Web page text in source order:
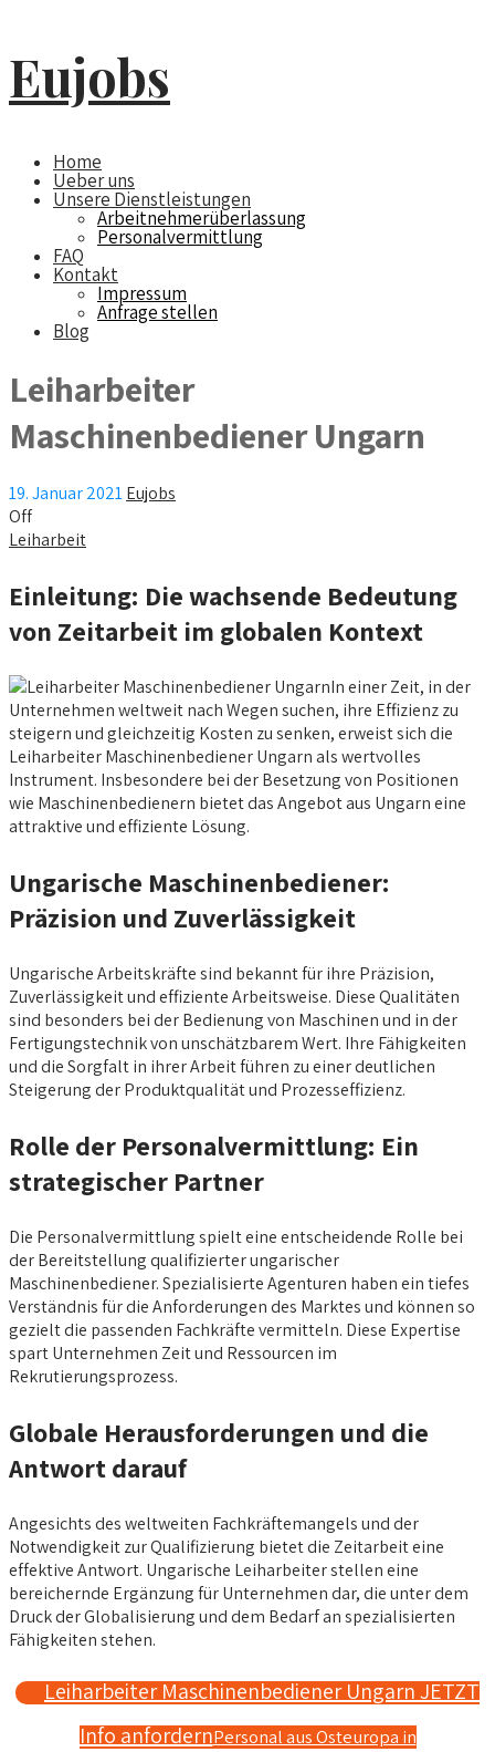
Eujobs
Home
Ueber uns
Unsere Dienstleistungen
Arbeitnehmerüberlassung
Personalvermittlung
FAQ
Kontakt
Impressum
Anfrage stellen
Blog
Leiharbeiter
Maschinenbediener Ungarn
19. Januar 2021Eujobs
Off
Leiharbeit
Einleitung: Die wachsende Bedeutung
von Zeitarbeit im globalen Kontext
In einer Zeit, in der
Unternehmen weltweit nach Wegen suchen, ihre Effizienz zu
steigern und gleichzeitig Kosten zu senken, erweist sich die
Leiharbeiter Maschinenbediener Ungarn als wertvolles
Instrument. Insbesondere bei der Besetzung von Positionen
wie Maschinenbedienern bietet das Angebot aus Ungarn eine
attraktive und effiziente Lösung.
Ungarische Maschinenbediener:
Präzision und Zuverlässigkeit
Ungarische Arbeitskräfte sind bekannt für ihre Präzision,
Zuverlässigkeit und effiziente Arbeitsweise. Diese Qualitäten
sind besonders bei der Bedienung von Maschinen und in der
Fertigungstechnik von unschätzbarem Wert. Ihre Fähigkeiten
und die Sorgfalt in ihrer Arbeit führen zu einer deutlichen
Steigerung der Produktqualität und Prozesseffizienz.
Rolle der Personalvermittlung: Ein
strategischer Partner
Die Personalvermittlung spielt eine entscheidende Rolle bei
der Bereitstellung qualifizierter ungarischer
Maschinenbediener. Spezialisierte Agenturen haben ein tiefes
Verständnis für die Anforderungen des Marktes und können so
gezielt die passenden Fachkräfte vermitteln. Diese Expertise
spart Unternehmen Zeit und Ressourcen im
Rekrutierungsprozess.
Globale Herausforderungen und die
Antwort darauf
Angesichts des weltweiten Fachkräftemangels und der
Notwendigkeit zur Qualifizierung bietet die Zeitarbeit eine
effektive Antwort. Ungarische Leiharbeiter stellen eine
bereichernde Ergänzung für Unternehmen dar, die unter dem
Druck der Globalisierung und dem Bedarf an spezialisierten
Fähigkeiten stehen.
Leiharbeiter Maschinenbediener Ungarn JETZT
Info anfordernPersonal aus Osteuropa in